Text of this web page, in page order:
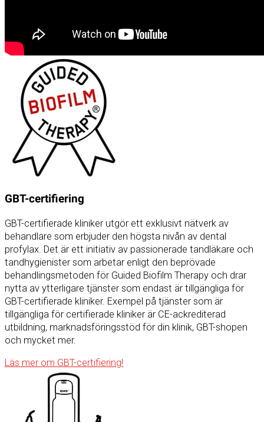
GBT-certifiering
GBT-certifierade kliniker utgör ett exklusivt nätverk av
behandlare som erbjuder den högsta nivån av dental
profylax. Det är ett initiativ av passionerade tandläkare och
tandhygienister som arbetar enligt den beprövade
behandlingsmetoden för Guided Biofilm Therapy och drar
nytta av ytterligare tjänster som endast är tillgängliga för
GBT-certifierade kliniker. Exempel på tjänster som är
tillgängliga för certifierade kliniker är CE-ackrediterad
utbildning, marknadsföringsstöd för din klinik, GBT-shopen
och mycket mer.
Läs mer om GBT-certifiering!